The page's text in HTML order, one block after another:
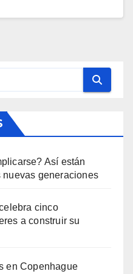
Así están
generaciones
cinco
a construir su
en Copenhague